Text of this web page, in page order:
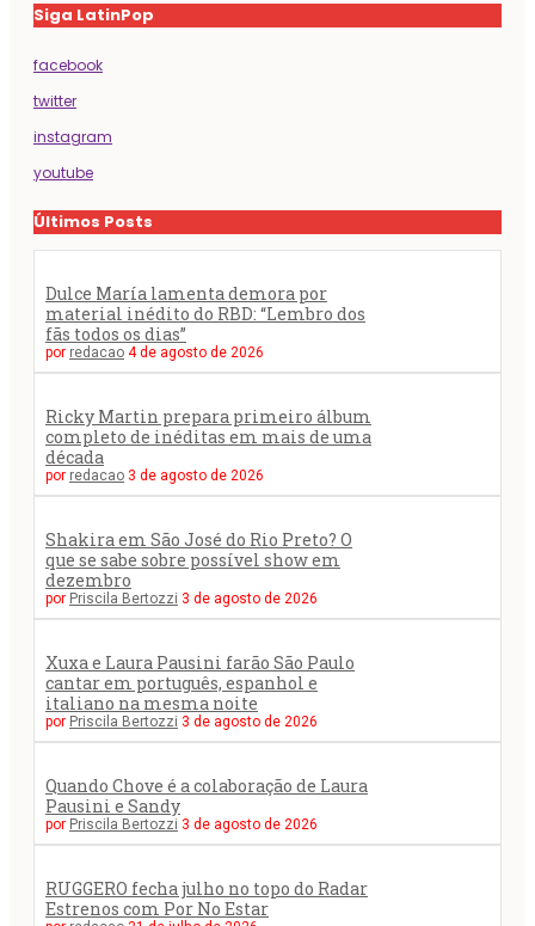
Siga LatinPop
facebook
twitter
instagram
youtube
Últimos Posts
Dulce María lamenta demora por
material inédito do RBD: “Lembro dos
fãs todos os dias”
por redacao 4 de agosto de 2026
Ricky Martin prepara primeiro álbum
completo de inéditas em mais de uma
década
por redacao 3 de agosto de 2026
Shakira em São José do Rio Preto? O
que se sabe sobre possível show em
dezembro
por Priscila Bertozzi 3 de agosto de 2026
Xuxa e Laura Pausini farão São Paulo
cantar em português, espanhol e
italiano na mesma noite
por Priscila Bertozzi 3 de agosto de 2026
Quando Chove é a colaboração de Laura
Pausini e Sandy
por Priscila Bertozzi 3 de agosto de 2026
RUGGERO fecha julho no topo do Radar
Estrenos com Por No Estar